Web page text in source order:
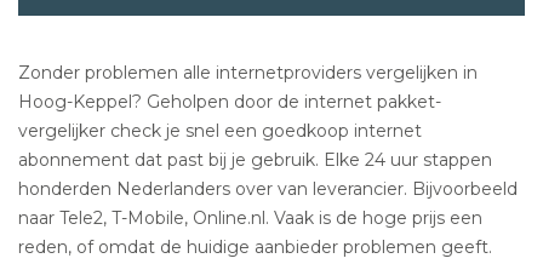
Zonder problemen alle internetproviders vergelijken in
Hoog-Keppel? Geholpen door de internet pakket-
vergelijker check je snel een goedkoop internet
abonnement dat past bij je gebruik. Elke 24 uur stappen
honderden Nederlanders over van leverancier. Bijvoorbeeld
naar Tele2, T-Mobile, Online.nl. Vaak is de hoge prijs een
reden, of omdat de huidige aanbieder problemen geeft.